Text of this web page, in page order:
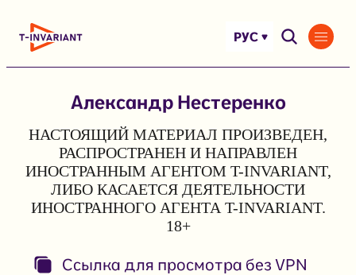
РУС
Александр Нестеренко
НАСТОЯЩИЙ МАТЕРИАЛ ПРОИЗВЕДЕН,
РАСПРОСТРАНЕН И НАПРАВЛЕН
ИНОСТРАННЫМ АГЕНТОМ T-INVARIANT,
ЛИБО КАСАЕТСЯ ДЕЯТЕЛЬНОСТИ
ИНОСТРАННОГО АГЕНТА T-INVARIANT.
18+
Ссылка для просмотра без VPN